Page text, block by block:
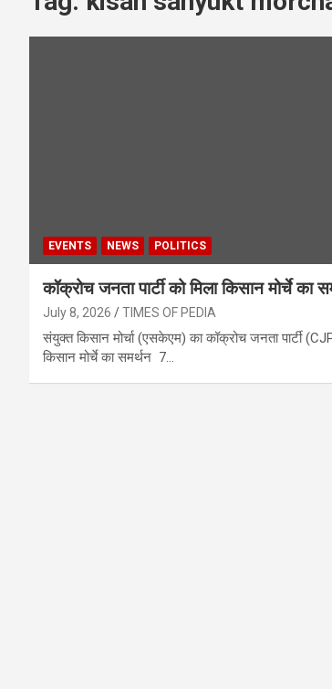
EVENTS NEWS POLITICS
कॉक्रोच जनता पार्टी को मिला किसान मोर्चे का
July 8, 2026 TIMES OF PEDIA
संयुक्त किसान मोर्चा (एसकेएम) का कॉक्रोच जनता पार्टी
किसान मोर्चे का समर्थन 7…